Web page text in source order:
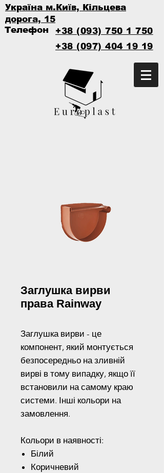
Телефон
Україна м.Київ, Кільцева
дорога, 15
+38 (093) 750 1 750
+38 (097) 404 19 19
Заглушка вирви
права Rainway
Заглушка вирви - це
компонент, який монтується
безпосередньо на зливній
вирві в тому випадку, якщо її
встановили на самому краю
системи. Інші кольори на
замовлення.
Кольори в наявності:
Білий
Коричневий